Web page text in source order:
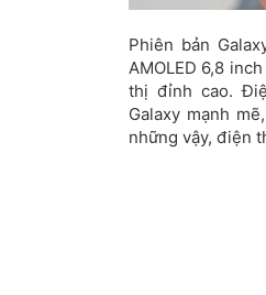
Phiên bản
AMOLED 6,8
thị đỉnh cao.
Galaxy mạnh
những vậy, điện